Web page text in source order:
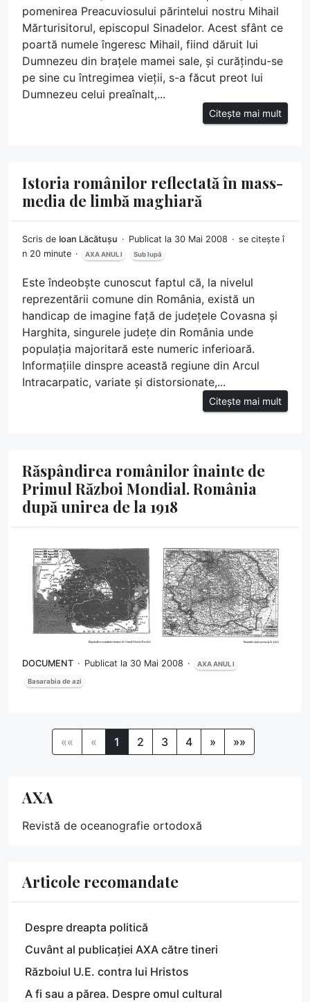
pomenirea Preacuviosului părintelui nostru Mihail
Mărturisitorul, episcopul Sinadelor. Acest sfânt ce
poartă numele îngeresc Mihail, fiind dăruit lui
Dumnezeu din brațele mamei sale, și curățindu-se
pe sine cu întregimea vieții, s-a făcut preot lui
Dumnezeu celui preaînalt,...
Citește mai mult
Istoria românilor reflectată în mass-
media de limbă maghiară
Scris de Ioan Lăcătușu Publicat la 30 Mai 2008
se citește î
n 20 minute
AXA ANUL I Sub lupă
Este îndeobște cunoscut faptul că, la nivelul
reprezentării comune din România, există un
handicap de imagine față de județele Covasna și
Harghita, singurele județe din România unde
populația majoritară este numeric inferioară.
Informațiile dinspre această regiune din Arcul
Intracarpatic, variate și distorsionate,...
Citește mai mult
Răspândirea românilor înainte de
Primul Război Mondial. România
după unirea de la 1918
DOCUMENT Publicat la 30 Mai 2008 AXA ANUL I
Basarabia de azi
«« « 1 2 3 4 » »»
AXA
Revistă de oceanografie ortodoxă
Articole recomandate
Despre dreapta politică
Cuvânt al publicației AXA către tineri
Războiul U.E. contra lui Hristos
A fi sau a părea. Despre omul cultural